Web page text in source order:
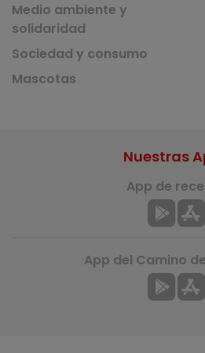
Medio ambiente y
solidaridad
Sociedad y consumo
Mascotas
Nuestras
App de
App del Camino